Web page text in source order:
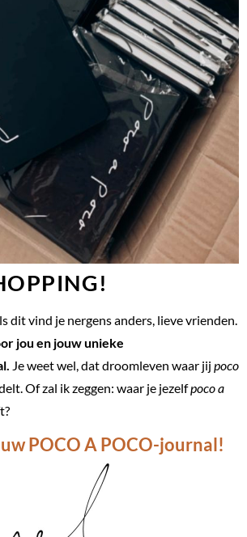
dit vind je nergens anders, lieve vrienden.
jou en jouw unieke
Je weet wel, dat droomleven waar jij poco
Of zal ik zeggen: waar je jezelfpoco a
POCO A POCO-journal!